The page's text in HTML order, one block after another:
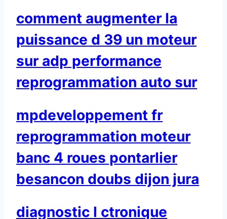
comment augmenter la
puissance d 39 un moteur
sur adp performance
reprogrammation auto sur
mpdeveloppement fr
reprogrammation moteur
banc 4 roues pontarlier
besancon doubs dijon jura
diagnostic l ctronique